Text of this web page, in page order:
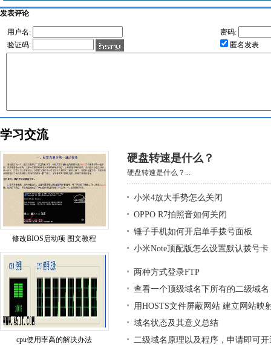
发表评论
用户名:
密码:
验证码:
匿名发表
学习交流
修改BIOS启动项 图文教程
cpu使用率高的解决办法
硬盘转速是什么？
硬盘转速是什么？...
小米4放大手势怎么关闭
OPPO R7拍照音如何关闭
锤子手机如何开启单手拨号面板
小米Note顶配版怎么设置默认拨号卡
两种方式登录FTP
查看一个顶级域名下所有的二级域名
用HOSTS文件屏蔽网站 建立网站映
域名状态及其意义总结
二级域名原理以及程序，申请即可开